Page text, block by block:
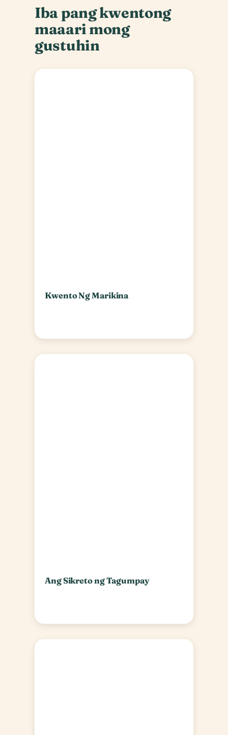
Iba pang kwentong
maaari mong
gustuhin
Kwento Ng Marikina
Ang Sikreto ng Tagumpay